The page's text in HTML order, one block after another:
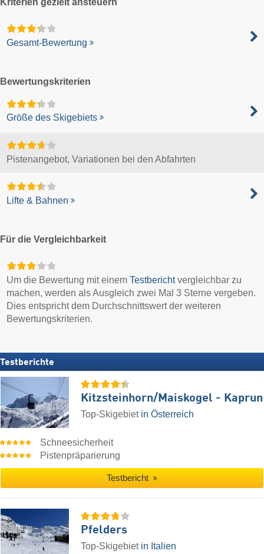
Gesamt-Bewertung
Bewertungskriterien
Größe des Skigebiets
Pistenangebot, Variationen bei den Abfahrten
Lifte & Bahnen
Für die Vergleichbarkeit
Um die Bewertung mit einemTestberichtvergleichbar zu
machen, werden als Ausgleich zwei Mal 3 Sterne vergeben.
Dies entspricht dem Durchschnittswert der weiteren
Bewertungskriterien.
Testberichte
Kitzsteinhorn/​Maiskogel - Kaprun
Top-Skigebiet in Österreich
Schneesicherheit
Pistenpräparierung
Testbericht
Pfelders
Top-Skigebiet in Italien